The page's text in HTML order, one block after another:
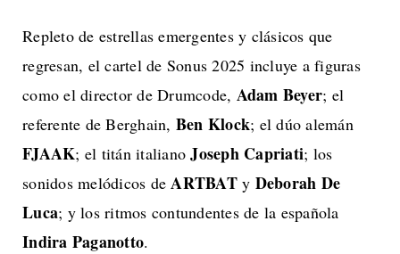
Repleto de estrellas emergentes y clásicos que
regresan, el cartel de Sonus 2025 incluye a figuras
como el director de Drumcode, Adam Beyer; el
referente de Berghain, Ben Klock; el dúo alemán
FJAAK; el titán italianoJoseph Capriati; los
sonidos melódicos de ARTBATy Deborah De
Luca; y los ritmos contundentes de la española
Indira Paganotto.